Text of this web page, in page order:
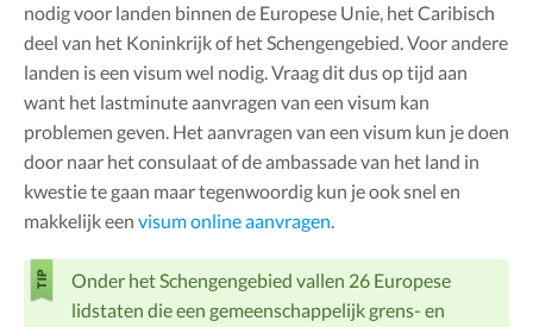
nodig voor landen binnen de Europese Unie, het Caribisch
deel van het Koninkrijk of het Schengengebied. Voor andere
landen is een visum wel nodig. Vraag dit dus op tijd aan
want het lastminute aanvragen van een visum kan
problemen geven. Het aanvragen van een visum kun je doen
door naar het consulaat of de ambassade van het land in
kwestie te gaan maar tegenwoordig kun je ook snel en
makkelijk een visum online aanvragen.
Onder het Schengengebied vallen 26 Europese
lidstaten die een gemeenschappelijk grens- en